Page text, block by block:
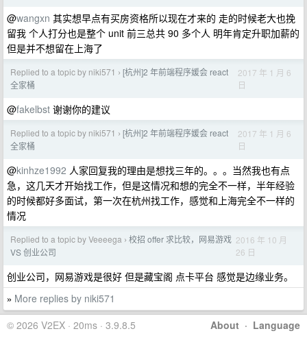
@wangxn 其实想早点有买房资格所以现在才来的 走的时候老大也挽
留我 个人打分也是整个 unit 前三总共 90 多个人 明年肯定升职加薪的
但是并不想留在上海了
Replied to a topic by niki571 › [杭州]2 年前端程序媛会 react
全家桶
2017 年 1 月 6
日
@fakelbst 谢谢你的建议
Replied to a topic by niki571 › [杭州]2 年前端程序媛会 react
全家桶
2017 年 1 月 6
日
@kinhze1992 人家回复我的理由是想找三年的。。。当然我也有点
急，这几天才开始找工作，但是这情况和想的完全不一样，半年经验
的时候都好多面试，第一次在杭州找工作，感觉和上海完全不一样的
情况
Replied to a topic by Veeeega › 校招 offer 求比较，网易游戏
VS 创业公司
2016 年 10 月
26 日
创业公司，网易游戏是很好 但是藏宝阁 点卡平台 感觉是边缘业务。
» More replies by niki571
About · Language
© 2026 V2EX · 20ms · 3.9.8.5